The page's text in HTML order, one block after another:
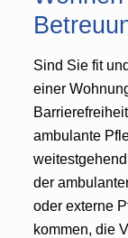
Sind Sie fit
einer
ambulante
der
oder externe
kommen, die